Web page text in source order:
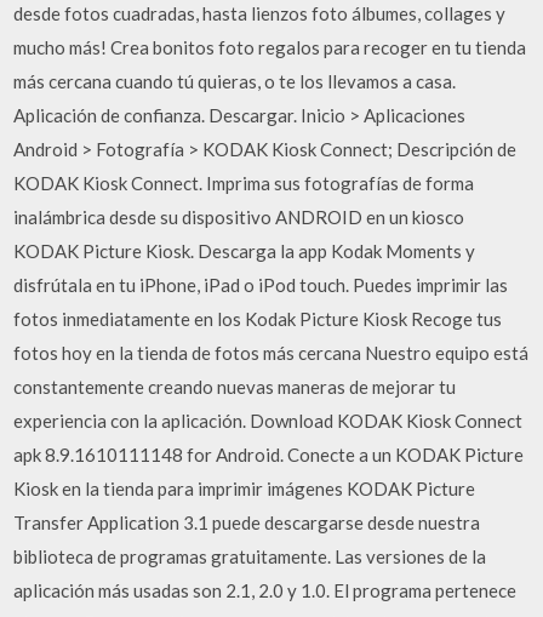
desde fotos cuadradas, hasta lienzos foto álbumes, collages y
mucho más! Crea bonitos foto regalos para recoger en tu tienda
más cercana cuando tú quieras, o te los llevamos a casa.
Aplicación de confianza. Descargar. Inicio > Aplicaciones
Android > Fotografía > KODAK Kiosk Connect; Descripción de
KODAK Kiosk Connect. Imprima sus fotografías de forma
inalámbrica desde su dispositivo ANDROID en un kiosco
KODAK Picture Kiosk. Descarga la app Kodak Moments y
disfrútala en tu iPhone, iPad o iPod touch. Puedes imprimir las
fotos inmediatamente en los Kodak Picture Kiosk Recoge tus
fotos hoy en la tienda de fotos más cercana Nuestro equipo está
constantemente creando nuevas maneras de mejorar tu
experiencia con la aplicación. Download KODAK Kiosk Connect
apk 8.9.1610111148 for Android. Conecte a un KODAK Picture
Kiosk en la tienda para imprimir imágenes KODAK Picture
Transfer Application 3.1 puede descargarse desde nuestra
biblioteca de programas gratuitamente. Las versiones de la
aplicación más usadas son 2.1, 2.0 y 1.0. El programa pertenece